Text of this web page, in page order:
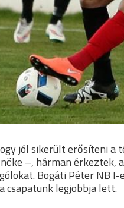
jól sikerült erősíteni a
–, hárman
Bogáti Péter NB
csapatunk legjobbja lett.